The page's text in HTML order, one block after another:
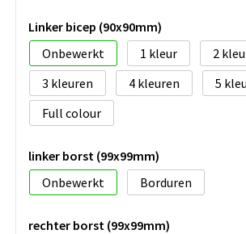
Linker bicep (90x90mm)
Onbewerkt
1
2
3
4
5
Full colour
linker borst (99x99mm)
Onbewerkt
Borduren
rechter borst (99x99mm)